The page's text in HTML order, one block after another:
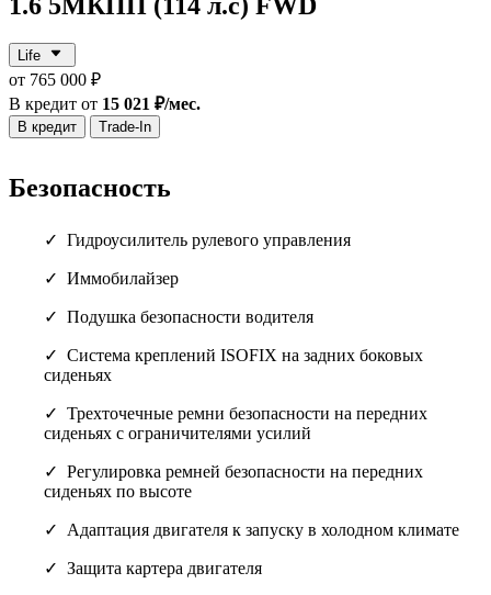
Life
от 765 000 ₽
В кредит от 15 021 ₽/мес.
В кредит Trade-In
Безопасность
Гидроусилитель рулевого управления
Иммобилайзер
Подушка безопасности водителя
Cистема креплений ISOFIX на задних боковых
сиденьях
Трехточечные ремни безопасности на передних
сиденьях с ограничителями усилий
Регулировка ремней безопасности на передних
сиденьях по высоте
Адаптация двигателя к запуску в холодном климате
Защита картера двигателя